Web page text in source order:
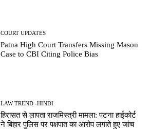
COURT UPDATES
Patna High Court Transfers Missing Mason
Case to CBI Citing Police Bias
LAW TREND -HINDI
हिरासत से लापता राजमिस्त्री मामला: पटना हाईकोर्ट
ने बिहार पुलिस पर पक्षपात का आरोप लगाते हुए जांच